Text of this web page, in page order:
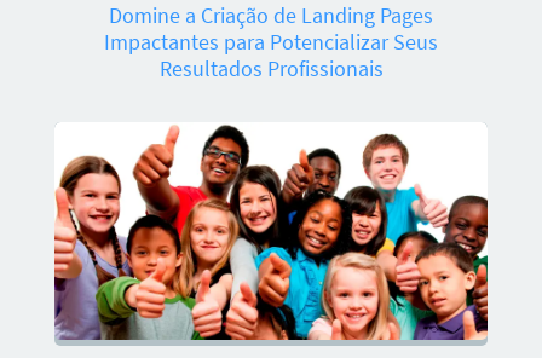
Domine a Criação de Landing Pages
Impactantes para Potencializar Seus
Resultados Profissionais